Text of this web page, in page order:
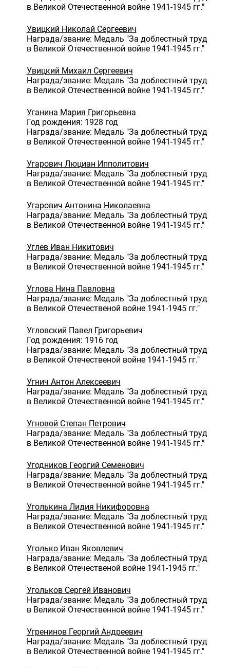
в Великой Отечественной войне 1941-1945 гг."
Увицкий Николай Сергеевич
Награда/звание: Медаль "За доблестный труд
в Великой Отечественной войне 1941-1945 гг."
Увицкий Михаил Сергеевич
Награда/звание: Медаль "За доблестный труд
в Великой Отечественной войне 1941-1945 гг."
Уганина Мария Григорьевна
Год рождения: 1928 год
Награда/звание: Медаль "За доблестный труд
в Великой Отечественной войне 1941-1945 гг."
Угарович Люциан Ипполитович
Награда/звание: Медаль "За доблестный труд
в Великой Отечественной войне 1941-1945 гг."
Угарович Антонина Николаевна
Награда/звание: Медаль "За доблестный труд
в Великой Отечественной войне 1941-1945 гг."
Углев Иван Никитович
Награда/звание: Медаль "За доблестный труд
в Великой Отечественной войне 1941-1945 гг."
Углова Нина Павловна
Награда/звание: Медаль "За доблестный труд
в Великой Отечественой войне 1941-1945 гг."
Угловский Павел Григорьевич
Год рождения: 1916 год
Награда/звание: Медаль "За доблестный труд
в Великой Отечественой войне 1941-1945 гг."
Угнич Антон Алексеевич
Награда/звание: Медаль "За доблестный труд
в Великой Отечественной войне 1941-1945 гг."
Угновой Степан Петрович
Награда/звание: Медаль "За доблестный труд
в Великой Отечественной войне 1941-1945 гг."
Угодников Георгий Семенович
Награда/звание: Медаль "За доблестный труд
в Великой Отечественной войне 1941-1945 гг."
Уголькина Лидия Никифоровна
Награда/звание: Медаль "За доблестный труд
в Великой Отечественной войне 1941-1945 гг."
Уголько Иван Яковлевич
Награда/звание: Медаль "За доблестный труд
в Великой Отечественой войне 1941-1945 гг."
Угольков Сергей Иванович
Награда/звание: Медаль "За доблестный труд
в Великой Отечественной войне 1941-1945 гг."
Угренинов Георгий Андреевич
Награда/звание: Медаль "За доблестный труд
в Великой Отечественной войне 1941-1945 гг."